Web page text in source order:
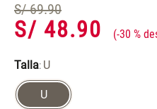
S/ 69.90
S/ 48.90 -30 %
Talla: U
U
Almohada
Mantel
Sabanas
Platos
Individuales
Almohada
Mantel
Sabanas
Platos
Individuales